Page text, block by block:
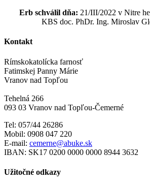
Erb schválil dňa: 21/III/2022 v Nitre
KBS doc. PhDr. Ing. Miroslav
Kontakt
Rímskokatolícka farnosť
Fatimskej Panny Márie
Vranov nad Topľou
Tehelná 266
093 03 Vranov nad Topľou-Čemerné
Tel: 057/44 26286
Mobil: 0908 047 220
E-mail: cemerne@abuke.sk
IBAN: SK17 0200 0000 0000 8944 3632
Užitočné odkazy